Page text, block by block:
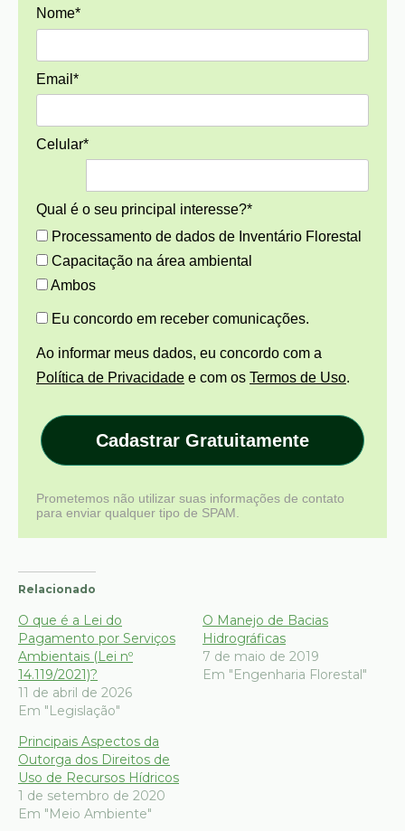
Nome*
Email*
Celular*
Qual é o seu principal interesse?*
Processamento de dados de Inventário Florestal
Capacitação na área ambiental
Ambos
Eu concordo em receber comunicações.
Ao informar meus dados, eu concordo com a
Política de Privacidade e com os Termos de Uso.
Cadastrar Gratuitamente
Prometemos não utilizar suas informações de contato
para enviar qualquer tipo de SPAM.
Relacionado
O que é a Lei do
Pagamento por Serviços
Ambientais (Lei nº
14.119/2021)?
11 de abril de 2026
Em "Legislação"
O Manejo de Bacias
Hidrográficas
7 de maio de 2019
Em "Engenharia Florestal"
Principais Aspectos da
Outorga dos Direitos de
Uso de Recursos Hídricos
1 de setembro de 2020
Em "Meio Ambiente"